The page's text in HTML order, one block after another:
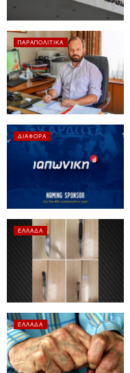
ΠΑΡΑΠΟΛΙΤΙΚΆ
ΔΙΆΦΟΡΑ
ΕΛΛΆΔΑ
ΕΛΛΆΔΑ